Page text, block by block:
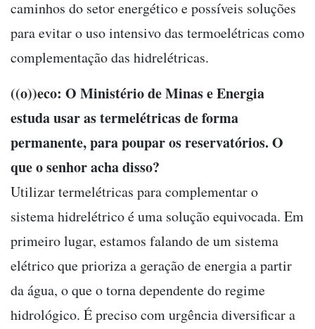
caminhos do setor energético e possíveis soluções
para evitar o uso intensivo das termoelétricas como
complementação das hidrelétricas.
((o))eco: O Ministério de Minas e Energia
estuda usar as termelétricas de forma
permanente, para poupar os reservatórios. O
que o senhor acha disso?
Utilizar termelétricas para complementar o
sistema hidrelétrico é uma solução equivocada. Em
primeiro lugar, estamos falando de um sistema
elétrico que prioriza a geração de energia a partir
da água, o que o torna dependente do regime
hidrológico. É preciso com urgência diversificar a